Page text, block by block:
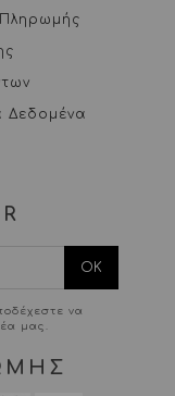
Πληρωμής
να
μας.